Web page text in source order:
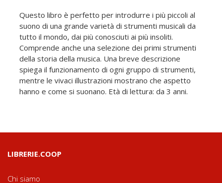
Questo libro è perfetto per introdurre i più piccoli al
suono di una grande varietà di strumenti musicali da
tutto il mondo, dai più conosciuti ai più insoliti.
Comprende anche una selezione dei primi strumenti
della storia della musica. Una breve descrizione
spiega il funzionamento di ogni gruppo di strumenti,
mentre le vivaci illustrazioni mostrano che aspetto
hanno e come si suonano. Età di lettura: da 3 anni.
LIBRERIE.COOP
Chi siamo